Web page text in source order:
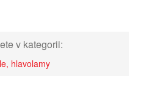
v kategorii:
hlavolamy